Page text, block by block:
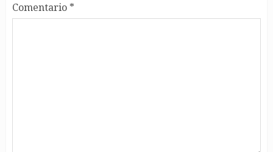
Comentario *